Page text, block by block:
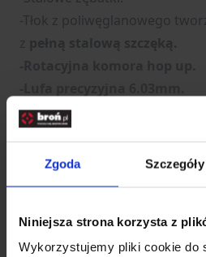
Zgoda Szczegóły
Niniejsza strona korzysta z
Wykorzystujemy pliki cookie do
-Tłok z poliwęglanowego
Zestaw nie zawiera
- magazynek
- dodatkowa sprężyna